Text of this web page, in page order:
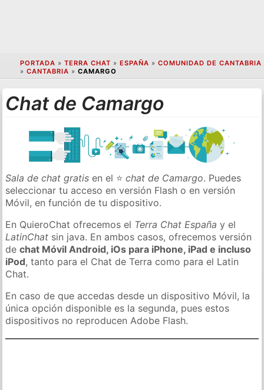
PORTADA » TERRA CHAT » ESPAÑA » COMUNIDAD DE CANTABRIA
» CANTABRIA » CAMARGO
Chat de Camargo
Sala de chat gratis en el ⭐chat de Camargo. Puedes
seleccionar tu acceso en versión Flash o en versión
Móvil, en función de tu dispositivo.
En QuieroChat ofrecemos el Terra Chat España y el
LatinChat sin java. En ambos casos, ofrecemos versión
dechat Móvil Android, iOs para iPhone, iPad e incluso
iPod, tanto para el Chat de Terra como para el Latin
Chat.
En caso de que accedas desde un dispositivo Móvil, la
única opción disponible es la segunda, pues estos
dispositivos no reproducen Adobe Flash.